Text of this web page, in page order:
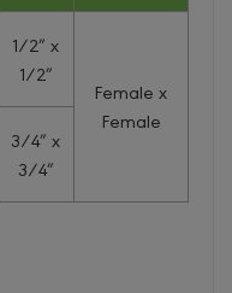
Female x
Female
1/2″ x
1/2″
3/4″ x
3/4″